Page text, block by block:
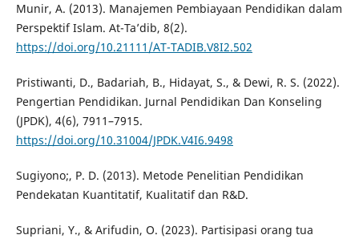
Munir, A. (2013). Manajemen Pembiayaan Pendidikan dalam
Perspektif Islam. At-Ta’dib, 8(2).
https://doi.org/10.21111/AT-TADIB.V8I2.502
Pristiwanti, D., Badariah, B., Hidayat, S., & Dewi, R. S. (2022).
Pengertian Pendidikan. Jurnal Pendidikan Dan Konseling
(JPDK), 4(6), 7911–7915.
https://doi.org/10.31004/JPDK.V4I6.9498
Sugiyono;, P. D. (2013). Metode Penelitian Pendidikan
Pendekatan Kuantitatif, Kualitatif dan R&D.
Supriani, Y., & Arifudin, O. (2023). Partisipasi orang tua